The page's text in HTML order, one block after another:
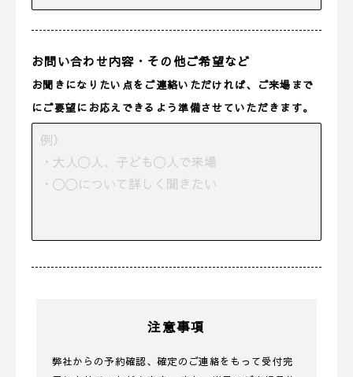
お問い合わせ内容・その他ご希望など
お聞きになりたい点をご連絡いただければ、ご来場まで
にご要望にお応えできるよう準備させていただきます。
注意事項
弊社からの予約確認、確定のご連絡をもって受付完